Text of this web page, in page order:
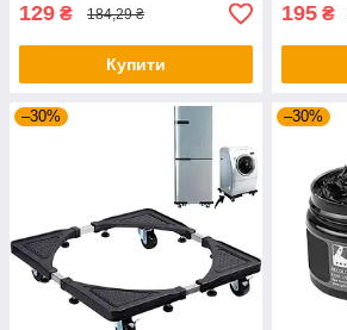
129 ₴ 184,29 ₴
Купити
195 ₴
–30% –30%